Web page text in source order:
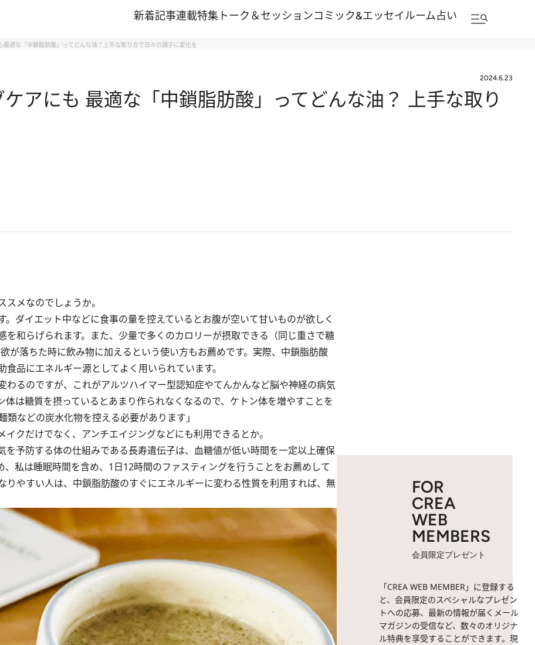
新着記事連載特集 トーク＆セッションコミック&エッセイルーム占い
最適な「中鎖脂肪酸」ってどんな油？上手な取り方で日々の調子に変化を
2024.6.23
アにも 最適な「中鎖脂肪酸」ってどんな油？ 上手な取り
メなのでしょうか。
。ダイエット中などに食事の量を控えているとお腹が空いて甘いものが欲しく
和らげられます。また、少量で多くのカロリーが摂取できる（同じ重さで糖
が落ちた時に飲み物に加えるという使い方もお薦めです。実際、中鎖脂肪酸
品にエネルギー源としてよく用いられています。
るのですが、これがアルツハイマー型認知症やてんかんなど脳や神経の病気
は糖質を摂っているとあまり作られなくなるので、ケトン体を増やすことを
などの炭水化物を控える必要があります」
クだけでなく、アンチエイジングなどにも利用できるとか。
を予防する体の仕組みである長寿遺伝子は、血糖値が低い時間を一定以上確保
私は睡眠時間を含め、1日12時間のファスティングを行うことをお薦めして
りやすい人は、中鎖脂肪酸のすぐにエネルギーに変わる性質を利用すれば、無
FOR
CREA
WEB
MEMBERS
会員限定プレゼント
「CREA WEB MEMBER」に登録する
と、会員限定のスペシャルなプレゼン
トへの応募、最新の情報が届くメール
マガジンの受信など、数々のオリジナ
ル特典を享受することができます。現